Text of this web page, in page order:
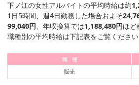
下ノ江の女性アルバイトの平均時給は約
1日5時間、週4日勤務した場合およそ
99,040円、年収換算では1,188,480円ほど
職種別の平均時給は下記表をご覧ください
職 種
販売